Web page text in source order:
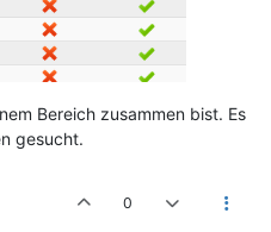
Bereich zusammen bist. Es
gesucht.
0